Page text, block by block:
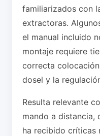
familiarizados con
extractoras.
el manual incluido
montaje requiere
correcta
dosel y la
Resulta relevante
mando a distancia,
ha recibido críticas